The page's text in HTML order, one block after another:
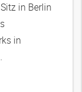
in Berlin
in